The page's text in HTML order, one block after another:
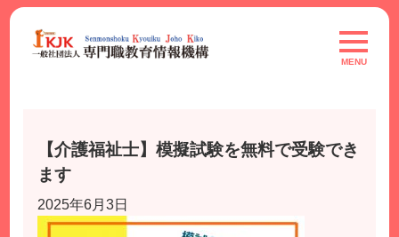
Skip
content
toggle
MENU
【介護福祉士】模擬試験を無料で受験でき
ます
2025年6月3日